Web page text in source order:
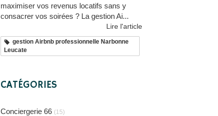
maximiser vos revenus locatifs sans y
consacrer vos soirées ? La gestion Ai...
Lire l'article
gestion Airbnb professionnelle Narbonne
Leucate
CATÉGORIES
Conciergerie 66 (15)